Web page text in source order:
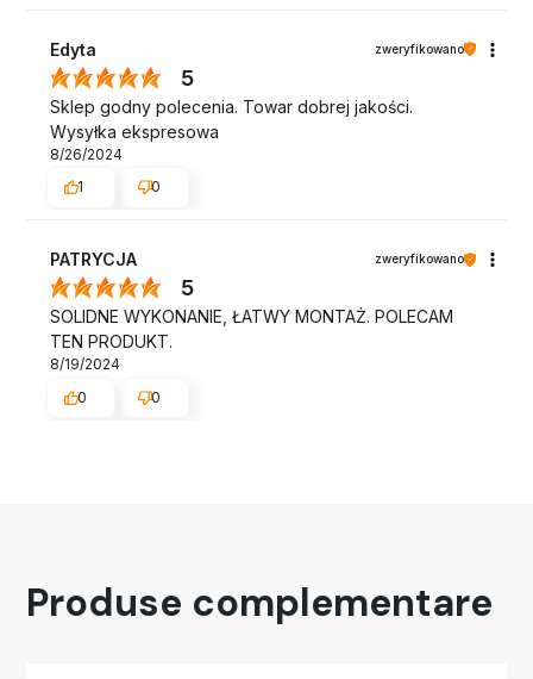
larea este cu ade­vărat intu­itivă, iar rezul­tat­ul final
îndeplinește chiar și cele mai mari aștep­tări.
Edyta zweryfikowano
5
Sklep godny polecenia. Towar dobrej jakości.
Wysyłka ekspresowa
8/26/2024
1
0
PATRYCJA zweryfikowano
5
SOLIDNE WYKONANIE, ŁATWY MONTAŻ. POLECAM
TEN PRODUKT.
8/19/2024
0
0
Produse complementare